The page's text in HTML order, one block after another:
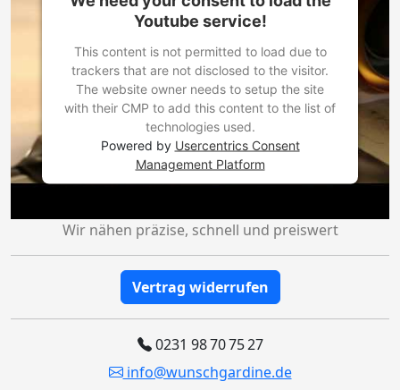
Youtube service!
This content is not permitted to load due to
trackers that are not disclosed to the visitor.
The website owner needs to setup the site
with their CMP to add this content to the list of
technologies used.
Powered by Usercentrics Consent
Management Platform
Wir nähen präzise, schnell und preiswert
Vertrag widerrufen
0231 98 70 75 27
info@wunschgardine.de